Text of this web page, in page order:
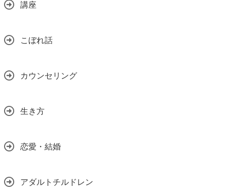
講座
こぼれ話
カウンセリング
生き方
恋愛・結婚
アダルトチルドレン